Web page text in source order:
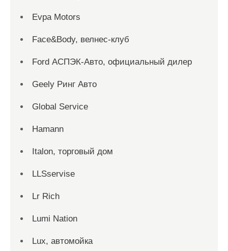
Evpa Motors
Face&Body, велнес-клуб
Ford АСПЭК-Авто, официальный дилер
Geely Ринг Авто
Global Service
Hamann
Italon, торговый дом
LLSservise
Lr Rich
Lumi Nation
Lux, автомойка